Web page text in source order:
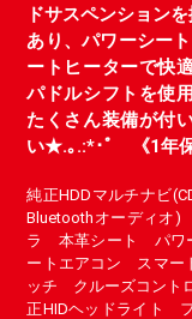
ドサスペンション
あり、パワーシー
ートヒーターで快
パドルシフトを使
たくさん装備が付
い★.｡.:*･ﾟ 《1年保
純正HDDマルチナビ
Bluetoothオーディオ
ラ 本革シート パワ
ートエアコン スマー
ッチ クルーズコン
正HIDヘッドライト